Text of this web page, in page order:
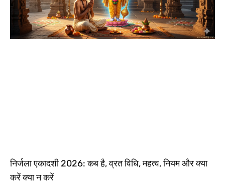
निर्जला एकादशी 2026: कब है, व्रत विधि, महत्व, नियम और क्या
करें क्या न करें